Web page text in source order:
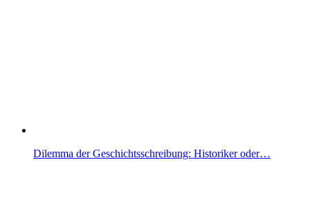
Dilemma der Geschichtsschreibung: Historiker oder…